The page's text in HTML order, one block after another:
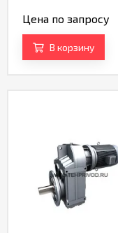
Цена по запросу
В корзину